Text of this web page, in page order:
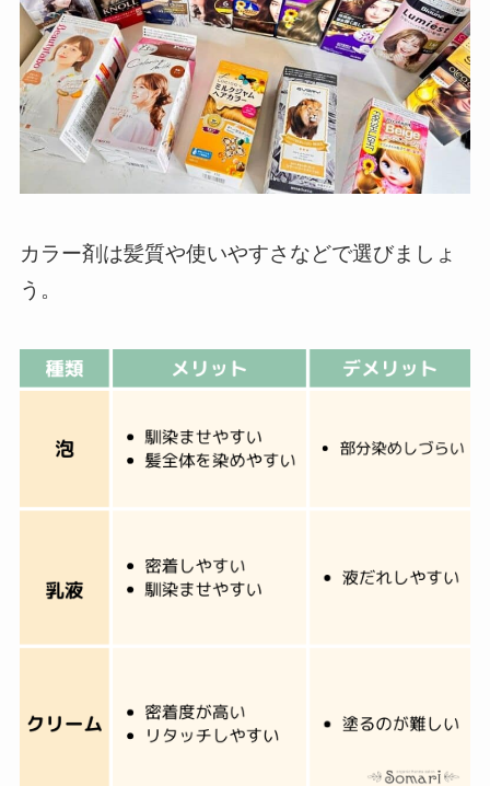
カラー剤は髪質や使いやすさなどで選びましょ
う。